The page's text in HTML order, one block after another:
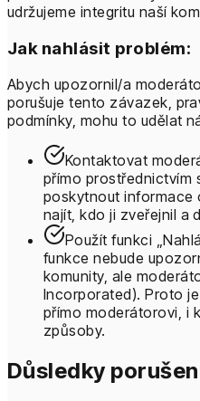
udržujeme integritu naší
Jak nahlásit problém:
Abych upozornil/a
porušuje tento závazek,
podmínky, mohu to udělat
Kontaktovat
přímo prostřednictvím
poskytnout informace
najít, kdo ji zveřejnil a
Použít funkci
funkce nebude
komunity, ale
Incorporated). Proto
přímo moderátorovi, i
způsoby.
Důsledky